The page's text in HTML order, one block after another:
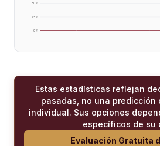
0%
25%
50%
Estas estadísticas reflejan
pasadas, no una predicción
individual. Sus opciones
específicos de su
Evaluación Gratuita